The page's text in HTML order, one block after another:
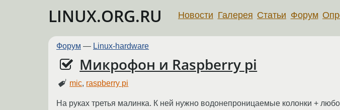
LINUX.ORG.RU Новости Галерея Статьи Форум
Форум — Linux-hardware
Микрофон и Raspberry pi
mic, raspberry pi
На руках третья малинка. К ней нужно водонепроницаемые колонки +